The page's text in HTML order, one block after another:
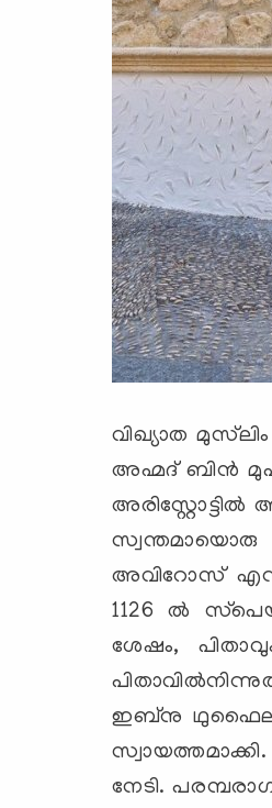
വിഖ്യാത
അഹ്മദ് ബിന്‍
സ്വന്തമായൊരു
അവിറോസ്
1126 ല്‍
ശേഷം,
ഇബ്‌നു
നേടി.